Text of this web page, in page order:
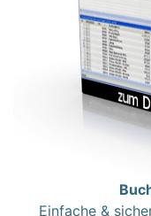
Einfache &